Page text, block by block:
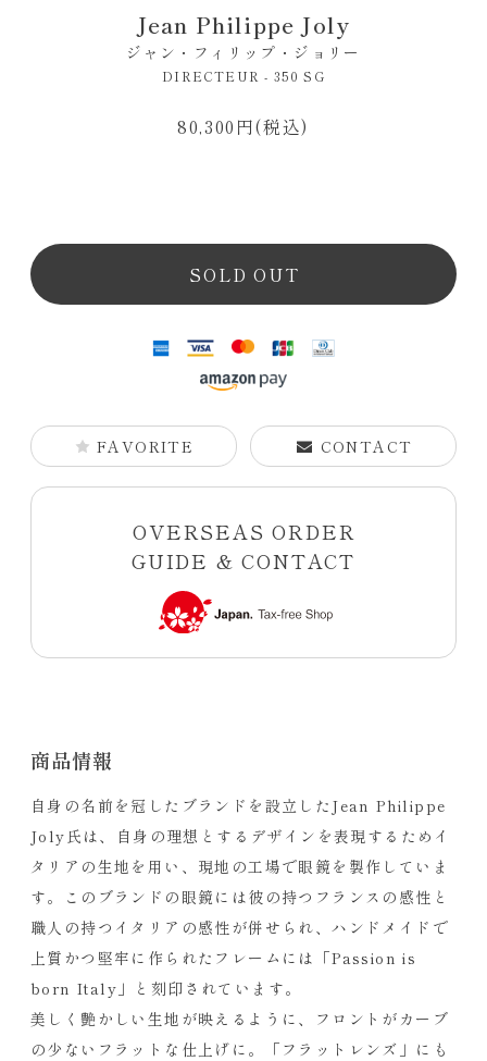
Jean Philippe Joly
ジャン・フィリップ・ジョリー
DIRECTEUR - 350 SG
80,300円(税込)
SOLD OUT
FAVORITE CONTACT
OVERSEAS ORDER
GUIDE & CONTACT
商品情報
自身の名前を冠したブランドを設立したJean Philippe
Joly氏は、自身の理想とするデザインを表現するためイ
タリアの生地を用い、現地の工場で眼鏡を製作していま
す。このブランドの眼鏡には彼の持つフランスの感性と
職人の持つイタリアの感性が併せられ、ハンドメイドで
上質かつ堅牢に作られたフレームには「Passion is
born Italy」と刻印されています。
美しく艶かしい生地が映えるように、フロントがカーブ
の少ないフラットな仕上げに。「フラットレンズ」にも